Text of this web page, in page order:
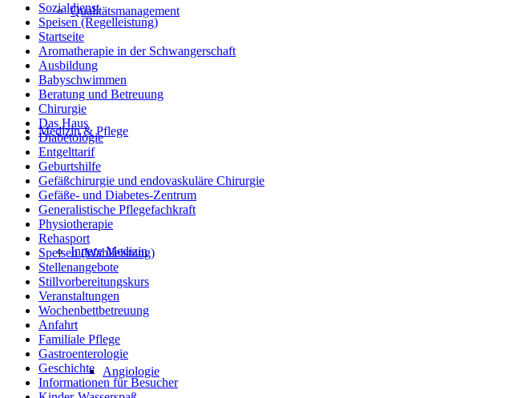
Qualitätsmanagement
Medizin & Pflege
Innere Medizin
Angiologie
Sozialdienst
Speisen (Regelleistung)
Startseite
Aromatherapie in der Schwangerschaft
Ausbildung
Babyschwimmen
Beratung und Betreuung
Chirurgie
Das Haus
Diabetologie
Entgelttarif
Geburtshilfe
Gefäßchirurgie und endovaskuläre Chirurgie
Gefäße- und Diabetes-Zentrum
Generalistische Pflegefachkraft
Physiotherapie
Rehasport
Speisen (Wahlleistung)
Stellenangebote
Stillvorbereitungskurs
Veranstaltungen
Wochenbettbetreuung
Anfahrt
Familiale Pflege
Gastroenterologie
Geschichte
Informationen für Besucher